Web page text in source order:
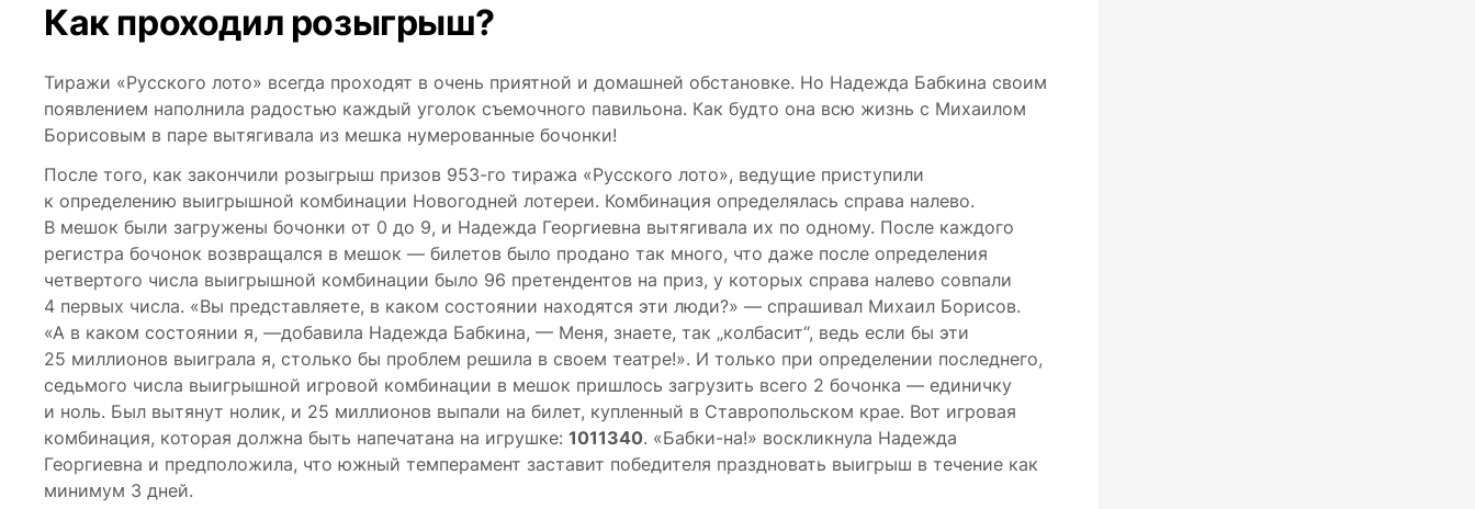
Как проходил розыгрыш?
Тиражи «Русского лото» всегда проходят в очень приятной и домашней обстановке. Но Надежда Бабкина своим
появлением наполнила радостью каждый уголок съемочного павильона. Как будто она всю жизнь с Михаилом
Борисовым в паре вытягивала из мешка нумерованные бочонки!
После того, как закончили розыгрыш призов 953-го тиража «Русского лото», ведущие приступили
к определению выигрышной комбинации Новогодней лотереи. Комбинация определялась справа налево.
В мешок были загружены бочонки от 0 до 9, и Надежда Георгиевна вытягивала их по одному. После каждого
регистра бочонок возвращался в мешок — билетов было продано так много, что даже после определения
четвертого числа выигрышной комбинации было 96 претендентов на приз, у которых справа налево совпали
4 первых числа. «Вы представляете, в каком состоянии находятся эти люди?» — спрашивал Михаил Борисов.
«А в каком состоянии я, —добавила Надежда Бабкина, — Меня, знаете, так „колбасит“, ведь если бы эти
25 миллионов выиграла я, столько бы проблем решила в своем театре!». И только при определении последнего,
седьмого числа выигрышной игровой комбинации в мешок пришлось загрузить всего 2 бочонка — единичку
и ноль. Был вытянут нолик, и 25 миллионов выпали на билет, купленный в Ставропольском крае. Вот игровая
комбинация, которая должна быть напечатана на игрушке: 1011340. «Бабки-на!» воскликнула Надежда
Георгиевна и предположила, что южный темперамент заставит победителя праздновать выигрыш в течение как
минимум 3 дней.